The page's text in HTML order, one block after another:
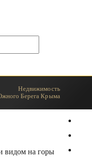
Недвижимость
Берега Крыма
видом на горы